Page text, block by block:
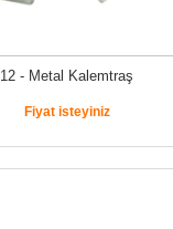
12 - Metal Kalemtraş
Fiyat isteyiniz